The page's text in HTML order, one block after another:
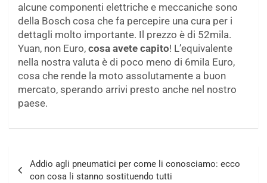
alcune componenti elettriche e meccaniche sono
della Bosch cosa che fa percepire una cura per i
dettagli molto importante. Il prezzo è di 52mila.
Yuan, non Euro, cosa avete capito! L’equivalente
nella nostra valuta è di poco meno di 6mila Euro,
cosa che rende la moto assolutamente a buon
mercato, sperando arrivi presto anche nel nostro
paese.
articoli
Addio agli pneumatici per come li conosciamo: ecco
con cosa li stanno sostituendo tutti